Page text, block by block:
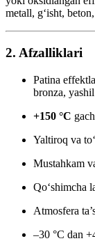
metall, g‘isht,
2. Afzalliklari
Patina
bronza, yashil
+150 °C
Yaltiroq va
Mustahkam
Qo‘shimcha
Atmosfera
–30 °C dan